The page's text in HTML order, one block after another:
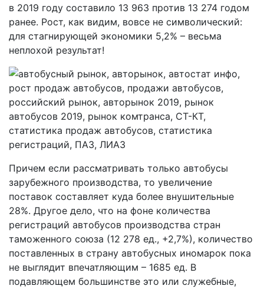
в 2019 году составило 13 963 против 13 274 годом
ранее. Рост, как видим, вовсе не символический:
для стагнирующей экономики 5,2% – весьма
неплохой результат!
Причем если рассматривать только автобусы
зарубежного производства, то увеличение
поставок составляет куда более внушительные
28%. Другое дело, что на фоне количества
регистраций автобусов производства стран
таможенного союза (12 278 ед., +2,7%), количество
поставленных в страну автобусных иномарок пока
не выглядит впечатляющим – 1685 ед. В
подавляющем большинстве это или служебные,